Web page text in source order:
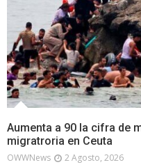
Aumenta a 90 la cifra de
migratroria en Ceuta
OWWNews 2 Agosto, 2026